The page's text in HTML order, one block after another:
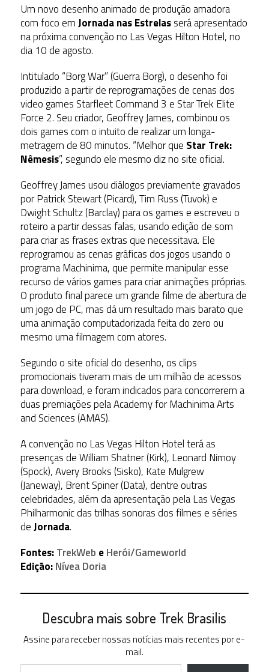
Um novo desenho animado de produção amadora
com foco emJornada nas Estrelasserá apresentado
na próxima convenção no Las Vegas Hilton Hotel, no
dia 10 de agosto.
Intitulado “Borg War” (Guerra Borg), o desenho foi
produzido a partir de reprogramações de cenas dos
video games Starfleet Command 3 e Star Trek Elite
Force 2. Seu criador, Geoffrey James, combinou os
dois games com o intuito de realizar um longa-
metragem de 80 minutos. “Melhor que Star Trek:
Nêmesis”, segundo ele mesmo diz no site oficial.
Geoffrey James usou diálogos previamente gravados
por Patrick Stewart (Picard), Tim Russ (Tuvok) e
Dwight Schultz (Barclay) para os games e escreveu o
roteiro a partir dessas falas, usando edição de som
para criar as frases extras que necessitava. Ele
reprogramou as cenas gráficas dos jogos usando o
programa Machinima, que permite manipular esse
recurso de vários games para criar animações próprias.
O produto final parece um grande filme de abertura de
um jogo de PC, mas dá um resultado mais barato que
uma animação computadorizada feita do zero ou
mesmo uma filmagem com atores.
Segundo o site oficial do desenho, os clips
promocionais tiveram mais de um milhão de acessos
para download, e foram indicados para concorrerem a
duas premiações pela Academy for Machinima Arts
and Sciences (AMAS).
A convenção no Las Vegas Hilton Hotel terá as
presenças de William Shatner (Kirk), Leonard Nimoy
(Spock), Avery Brooks (Sisko), Kate Mulgrew
(Janeway), Brent Spiner (Data), dentre outras
celebridades, além da apresentação pela Las Vegas
Philharmonic das trilhas sonoras dos filmes e séries
deJornada.
Fontes:TrekWeb eHerói/Gameworld
Edição:Nívea Doria
Descubra mais sobre Trek Brasilis
Assine para receber nossas notícias mais recentes por e-
mail.
Digite seu e-mail…